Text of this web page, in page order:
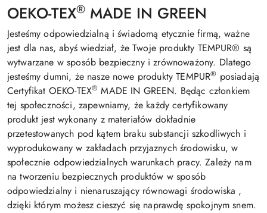
OEKO-TEX® MADE IN GREEN
Jesteśmy odpowiedzialną i świadomą etycznie firmą, ważne
jest dla nas, abyś wiedział, że Twoje produkty TEMPUR® są
wytwarzane w sposób bezpieczny i zrównoważony. Dlatego
jesteśmy dumni, że nasze nowe produkty TEMPUR® posiadają
Certyfikat OEKO-TEX® MADE IN GREEN. Będąc członkiem
tej społeczności, zapewniamy, że każdy certyfikowany
produkt jest wykonany z materiałów dokładnie
przetestowanych pod kątem braku substancji szkodliwych i
wyprodukowany w zakładach przyjaznych środowisku, w
społecznie odpowiedzialnych warunkach pracy. Zależy nam
na tworzeniu bezpiecznych produktów w sposób
odpowiedzialny i nienaruszający równowagi środowiska ,
dzięki którym możesz cieszyć się naprawdę spokojnym snem.